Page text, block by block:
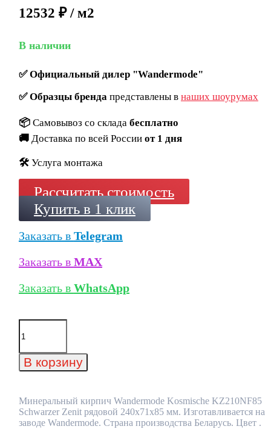
12532 ₽ / м2
В наличии
✅Официальный дилер "Wandermode"
✅Образцы брендапредставлены в наших шоурумах
📦 Самовывоз со склада бесплатно
🚚 Доставка по всей России от 1 дня
🛠️ Услуга монтажа
Рассчитать стоимость
Купить в 1 клик
Заказать в Telegram
Заказать в MAX
Заказать в WhatsApp
Количество
товара
кирпич
Wandermode
Schwarzer
Zenit
рядовой
В корзину
Минеральный кирпич Wandermode Kosmische KZ210NF85
Schwarzer Zenit рядовой 240x71x85 мм. Изготавливается на
заводе Wandermode. Страна производства Беларусь. Цвет .